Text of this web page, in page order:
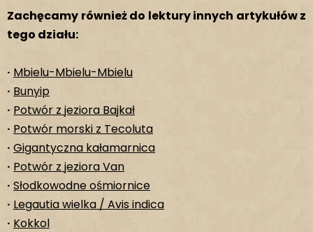
Zachęcamy również do lektury innych artykułów z
tego działu:
· Mbielu-Mbielu-Mbielu
· Bunyip
· Potwór z jeziora Bajkał
· Potwór morski z Tecoluta
· Gigantyczna kałamarnica
· Potwór z jeziora Van
· Słodkowodne ośmiornice
· Legautia wielka / Avis indica
· Kokkol